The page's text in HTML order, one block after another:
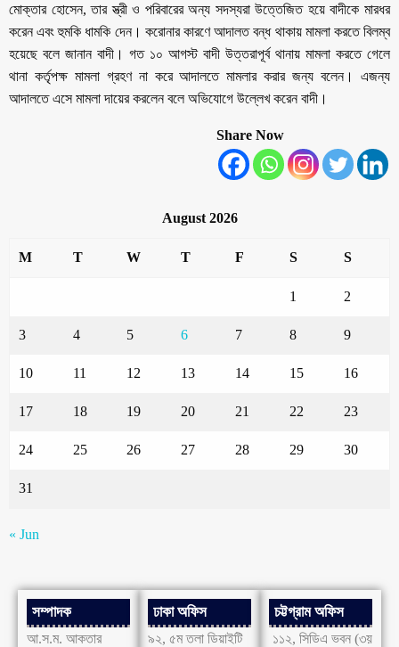
মোক্তার হোসেন, তার স্ত্রী ও পরিবারের অন্য সদস্যরা উত্তেজিত হয়ে বাদীকে মারধর
করেন এবং হুমকি ধামকি দেন। করোনার কারণে আদালত বন্ধ থাকায় মামলা করতে বিলম্ব
হয়েছে বলে জানান বাদী। গত ১০ আগস্ট বাদী উত্তরাপূর্ব থানায় মামলা করতে গেলে
থানা কর্তৃপক্ষ মামলা গ্রহণ না করে আদালতে মামলার করার জন্য বলেন। এজন্য
আদালতে এসে মামলা দায়ের করলেন বলে অভিযোগে উল্লেখ করেন বাদী।
Share Now
August 2026
M T W T F S S
1 2
3 4 5 6 7 8 9
10 11 12 13 14 15 16
17 18 19 20 21 22 23
24 25 26 27 28 29 30
31
« Jun
সম্পাদক
আ.স.ম. আকতার
ঢাকা অফিস
৯২, ৫ম তলা ডিয়াইটি
চট্টগ্রাম অফিস
১১২, সিডিএ ভবন (৩য়